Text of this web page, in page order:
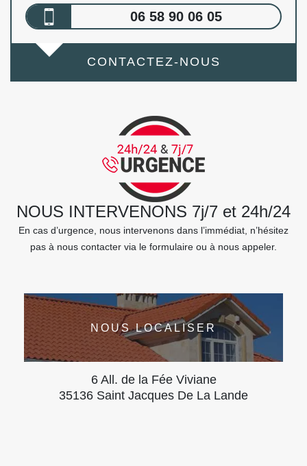
06 58 90 06 05
CONTACTEZ-NOUS
NOUS INTERVENONS 7j/7 et 24h/24
En cas d’urgence, nous intervenons dans l’immédiat, n’hésitez
pas à nous contacter via le formulaire ou à nous appeler.
NOUS LOCALISER
6 All. de la Fée Viviane
35136 Saint Jacques De La Lande